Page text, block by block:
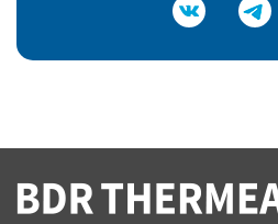
Подтвердить e-mail
Вы соглашаетесь с нашей
конфеденциальности